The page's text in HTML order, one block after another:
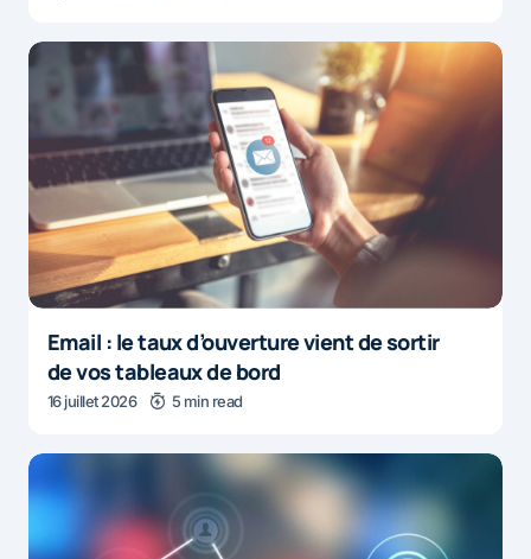
Email : le taux d’ouverture vient de sortir
de vos tableaux de bord
16 juillet 2026 5 min read